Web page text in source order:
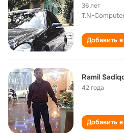
36 лет
T.N-
Добавить
Ramil
42 года
Добавить